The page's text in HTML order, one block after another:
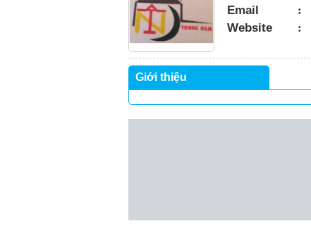
Email
:
Website
:
Giới thiệu